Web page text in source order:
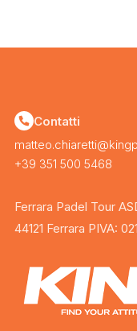
Contatti
+39 351 500 5468
Ferrara Padel Tour
44121 Ferrara PIVA: